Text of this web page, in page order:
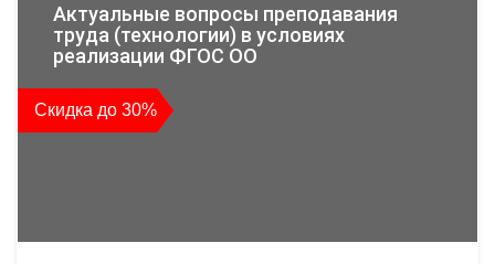
Актуальные вопросы преподавания
труда (технологии) в условиях
реализации ФГОС ОО
Скидка до 30%